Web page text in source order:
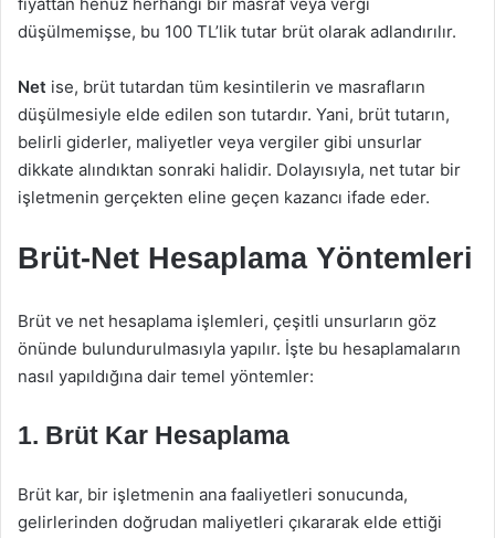
düşülmemişse, bu 100 TL’lik tutar brüt olarak adlandırılır.
Net ise, brüt tutardan tüm kesintilerin ve masrafların
düşülmesiyle elde edilen son tutardır. Yani, brüt tutarın,
belirli giderler, maliyetler veya vergiler gibi unsurlar
dikkate alındıktan sonraki halidir. Dolayısıyla, net tutar bir
işletmenin gerçekten eline geçen kazancı ifade eder.
Brüt-Net Hesaplama Yöntemleri
Brüt ve net hesaplama işlemleri, çeşitli unsurların göz
önünde bulundurulmasıyla yapılır. İşte bu hesaplamaların
nasıl yapıldığına dair temel yöntemler:
1. Brüt Kar Hesaplama
Brüt kar, bir işletmenin ana faaliyetleri sonucunda,
gelirlerinden doğrudan maliyetleri çıkararak elde ettiği